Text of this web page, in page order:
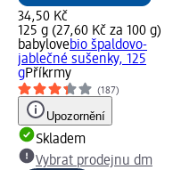
34,50 Kč
125 g (27,60 Kč za 100 g)
babylovebio špaldovo-
jablečné sušenky, 125
gPříkrmy
(187)
Upozornění
Skladem
Vybrat prodejnu dm